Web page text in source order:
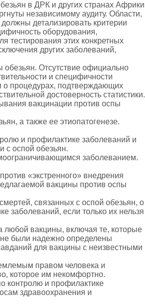
в ДРК и других странах Африки
независимому аудиту. Области,
детализировать критерии
оборудования,
тестирования этих конкретных
других заболеваний,
Отсутствие официально
и специфичности
о процедурах, подтверждающих
достоверность статистики.
вакцинации против оспы
а также ее этиопатогенезе.
и профилактике заболеваний и
с оспой обезьян.
заболеванием.
«экстренного» внедрения
вакцины против оспы
связанных с оспой обезьян, о
заболеваний, если только их нельзя
вакцины, включая те, которые
не были надежно определены
для вакцины с неизвестными
правом человека и
которое им некомфортно.
контролю и профилактике
здравоохранения и